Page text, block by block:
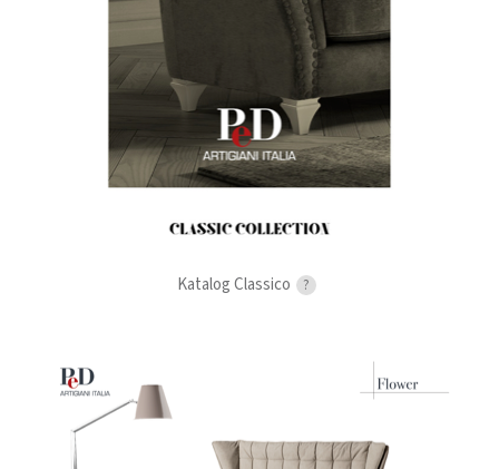
Katalog Classico ?